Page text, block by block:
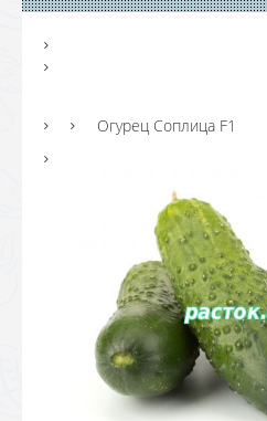
Огурец Соплица F1